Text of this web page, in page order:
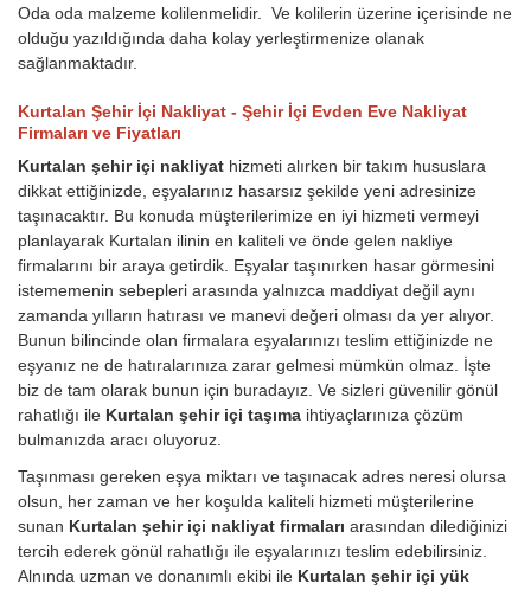
Oda oda malzeme kolilenmelidir. Ve kolilerin üzerine içerisinde ne
olduğu yazıldığında daha kolay yerleştirmenize olanak
sağlanmaktadır.
Kurtalan Şehir İçi Nakliyat - Şehir İçi Evden Eve Nakliyat
Firmaları ve Fiyatları
Kurtalan şehir içi nakliyat hizmeti alırken bir takım hususlara
dikkat ettiğinizde, eşyalarınız hasarsız şekilde yeni adresinize
taşınacaktır. Bu konuda müşterilerimize en iyi hizmeti vermeyi
planlayarak Kurtalan ilinin en kaliteli ve önde gelen nakliye
firmalarını bir araya getirdik. Eşyalar taşınırken hasar görmesini
istememenin sebepleri arasında yalnızca maddiyat değil aynı
zamanda yılların hatırası ve manevi değeri olması da yer alıyor.
Bunun bilincinde olan firmalara eşyalarınızı teslim ettiğinizde ne
eşyanız ne de hatıralarınıza zarar gelmesi mümkün olmaz. İşte
biz de tam olarak bunun için buradayız. Ve sizleri güvenilir gönül
rahatlığı ile Kurtalan şehir içi taşıma ihtiyaçlarınıza çözüm
bulmanızda aracı oluyoruz.
Taşınması gereken eşya miktarı ve taşınacak adres neresi olursa
olsun, her zaman ve her koşulda kaliteli hizmeti müşterilerine
sunan Kurtalan şehir içi nakliyat firmaları arasından dilediğinizi
tercih ederek gönül rahatlığı ile eşyalarınızı teslim edebilirsiniz.
Alnında uzman ve donanımlı ekibi ile Kurtalan şehir içi yük